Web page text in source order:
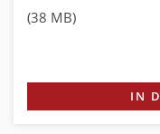
(38 MB)
IN